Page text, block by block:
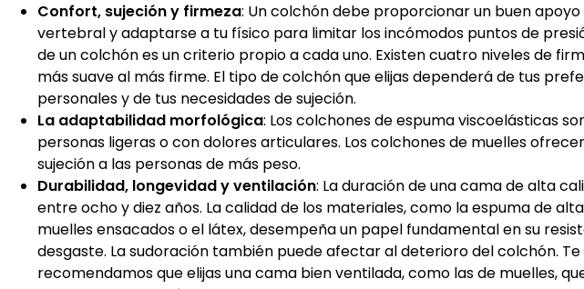
Confort, sujeción y firmeza: Un colchón debe proporcionar un buen
vertebral y adaptarse a tu físico para limitar los incómodos puntos de
de un colchón es un criterio propio a cada uno. Existen cuatro niveles de
más suave al más firme. El tipo de colchón que elijas dependerá de tus
personales y de tus necesidades de sujeción.
La adaptabilidad morfológica: Los colchones de espuma viscoelásticas
personas ligeras o con dolores articulares. Los colchones de muelles
sujeción a las personas de más peso.
Durabilidad, longevidad y ventilación: La duración de una cama de alta
entre ocho y diez años. La calidad de los materiales, como la espuma de
muelles ensacados o el látex, desempeña un papel fundamental en su
desgaste. La sudoración también puede afectar al deterioro del colchón. Te
recomendamos que elijas una cama bien ventilada, como las de muelles,